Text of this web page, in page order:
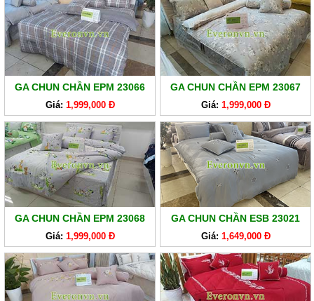
GA CHUN CHẦN EPM 23066
Giá: 1,999,000 Đ
GA CHUN CHẦN EPM 23067
Giá: 1,999,000 Đ
GA CHUN CHẦN EPM 23068
Giá: 1,999,000 Đ
GA CHUN CHẦN ESB 23021
Giá: 1,649,000 Đ